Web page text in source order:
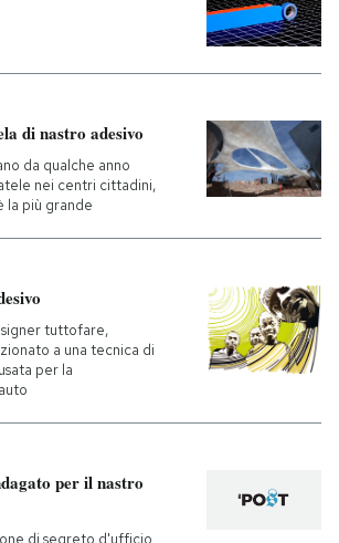
di nastro adesivo
da qualche anno
nei centri cittadini,
la più grande
tuttofare,
a una tecnica di
per la
per il nastro
di segreto d'ufficio